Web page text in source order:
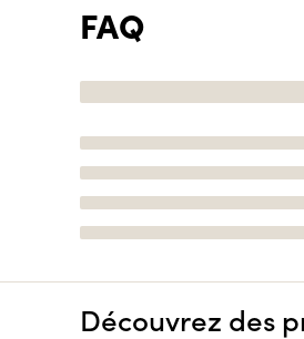
FAQ
Découvrez des